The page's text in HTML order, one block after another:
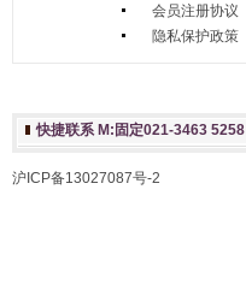
会员注册协议
隐私保护政策
快捷联系 M:固定021-3463 5258
沪ICP备13027087号-2